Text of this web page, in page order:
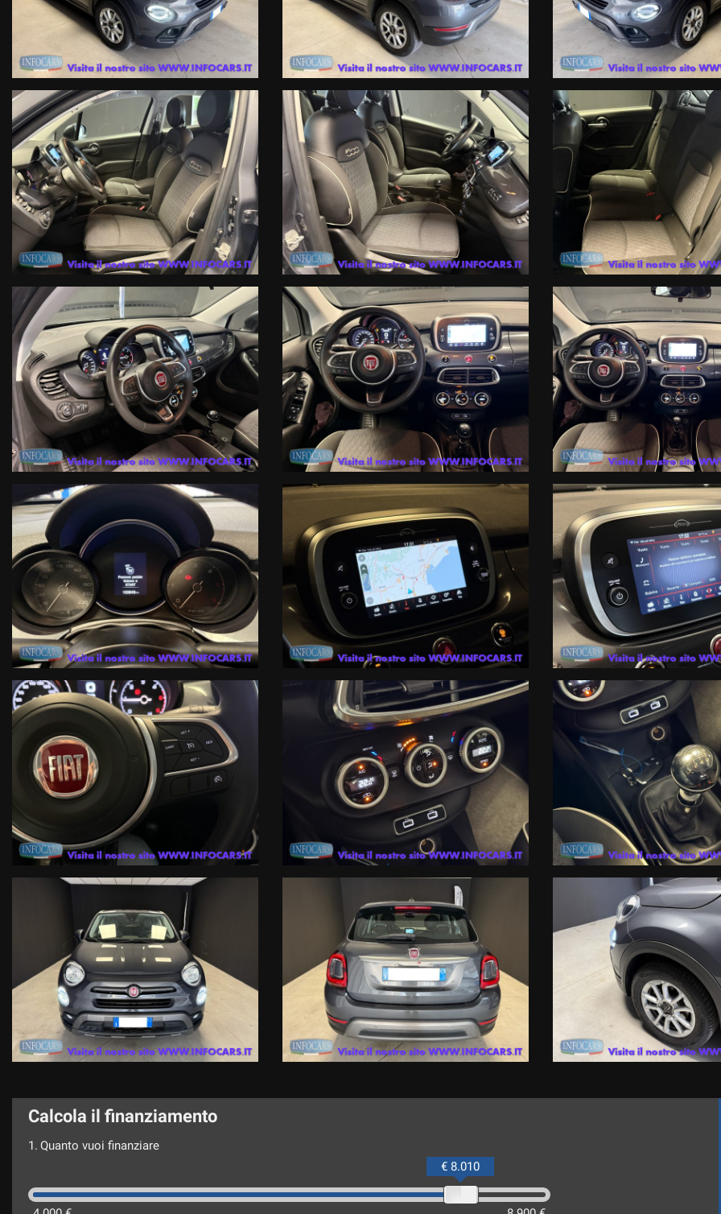
I NOSTRI SERVIZI COMPRENDONO :Garanzia legale di conformità gestita dalle migliori Società di Gestione certificate in Italia di 12 mesi ;
compagnia Assicurativa a livello internazionale .
Finanziamenti con le primarie compagnie europee a tassi agevolati anche con zero anticipo e rate sino a 120 mesi ,
Servizi assicurativi complementari ( Polizze KASKO , furto, incendio , cristalli , atti vandalici , protezione del credito, Kasko finanziaria . Siamo
Officina Specializzata multimarca ed autorizzata Renault DACIA , noleggio a breve termine .
ATTENZIONE: Le informazioni relative ai veicoli pubblicate in questo portale non rappresentano informazioni precontrattuali previste dal
che dovrà essere completata da specifiche informazioni precontrattuali fornite dal Venditore prima che assumiate impegni.
INFOCARS SRL declina ogni responsabilità per eventuali involontarie incongruenze, che non rappresentano impegno di acquisto
Le condizioni economiche degli esempi finanziari provengono da Link esterni , in particolare in termini di tassi applicati (TAN e TAEG) e
valutazione del suo profilo finanziario effettuata dalla Finanziaria in fase di istruttoria, o in caso di richiesta di un prodotto/importo/durata
Calcola il finanziamento
1. Quanto vuoi finanziare
€ 8.010